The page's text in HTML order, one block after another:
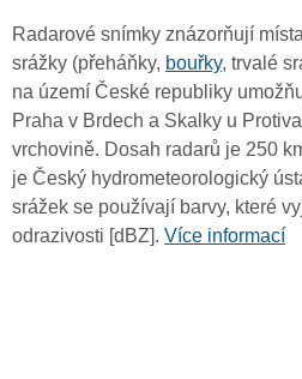
Radarové snímky znázorňují
srážky (přeháňky, bouřky, trvalé
na území České republiky
Praha v Brdech a Skalky u
vrchovině. Dosah radarů je 250
je Český hydrometeorologický
srážek se používají barvy, které
odrazivosti [dBZ]. Více informací